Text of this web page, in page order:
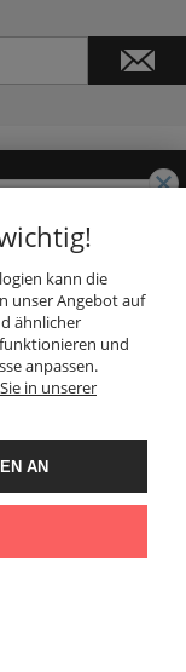
kann die
unser Angebot auf
ähnlicher
und
anpassen.
in unserer
AN
Hinterlassen
Ihre Nummer, wir
rufen Sie in28
zurück!
JA